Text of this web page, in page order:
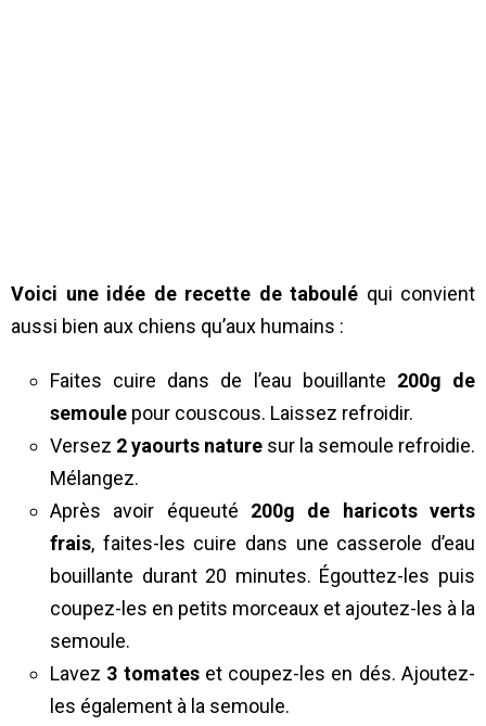
Voici une idée de recette de taboulé qui convient
aussi bien aux chiens qu’aux humains :
Faites cuire dans de l’eau bouillante 200g de
semoule pour couscous. Laissez refroidir.
Versez 2 yaourts nature sur la semoule refroidie.
Mélangez.
Après avoir équeuté 200g de haricots verts
frais, faites-les cuire dans une casserole d’eau
bouillante durant 20 minutes. Égouttez-les puis
coupez-les en petits morceaux et ajoutez-les à la
semoule.
Lavez 3 tomateset coupez-les en dés. Ajoutez-
les également à la semoule.